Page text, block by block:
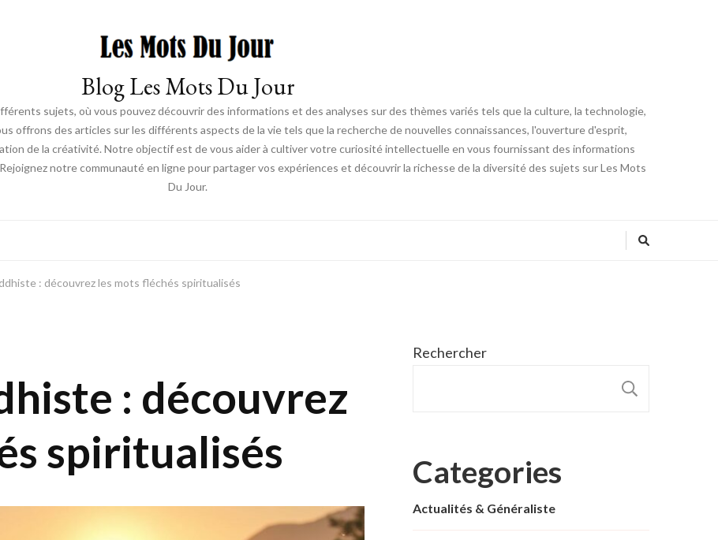
Blog Les Mots Du Jour
sujets, où vous pouvez découvrir des informations et des analyses sur des thèmes variés tels que la culture, la technologie,
offrons des articles sur les différents aspects de la vie tels que la recherche de nouvelles connaissances, l'ouverture d'esprit,
de la créativité. Notre objectif est de vous aider à cultiver votre curiosité intellectuelle en vous fournissant des informations
notre communauté en ligne pour partager vos expériences et découvrir la richesse de la diversité des sujets sur Les Mots
Du Jour.
: découvrez les mots fléchés spiritualisés
: découvrez
spiritualisés
Rechercher
Categories
Actualités & Généraliste